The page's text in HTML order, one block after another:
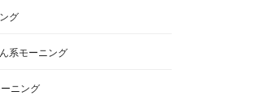
グ
系モーニング
ニング